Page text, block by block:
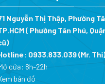
Nguyễn Thị Thập, Phường
( Phường Tân Phú,
0933.833.039(Mr. Thi)
cửa: 8h-22h
bản đồ